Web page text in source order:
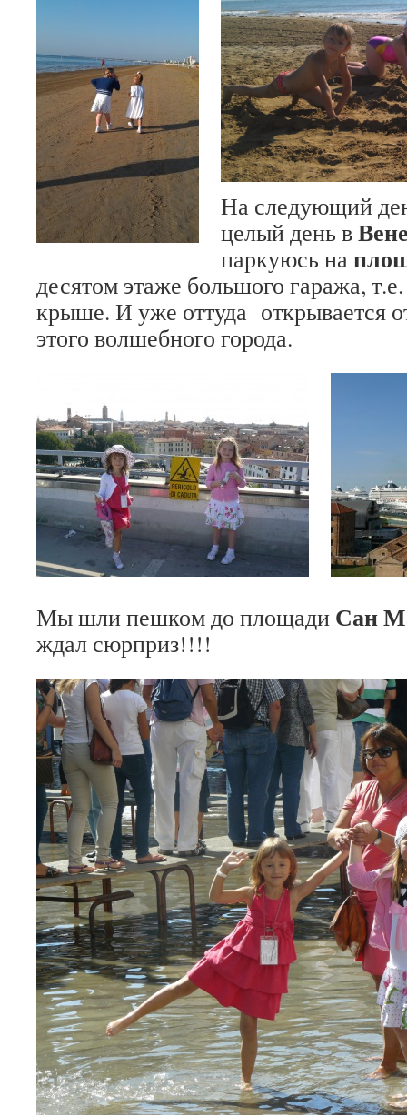
На следующий
целый день в
паркуюсь на
десятом этаже большого гаража,
крыше. И уже оттуда открывается
этого волшебного города.
Мы шли пешком до площади Сан
ждал сюрприз!!!!